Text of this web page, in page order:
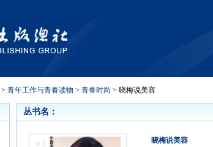
> 青年工作与青春读物 > 青春时尚 > 晓梅说美容
丛书名：
晓梅说美容